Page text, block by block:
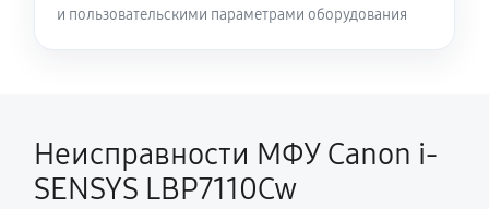
и пользовательскими параметрами оборудования
Неисправности МФУ Canon i-
SENSYS LBP7110Cw